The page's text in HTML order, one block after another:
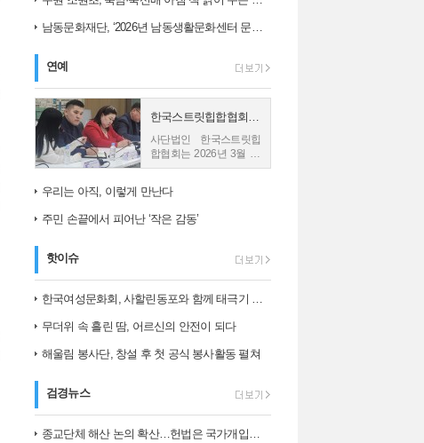
남동문화재단, ‘2026년 남동생활문화센터 문화예술 교육 아카데미 1학…
연예
한국스트릿힙합협회, 몽골 친바트 노민 재단과 업무협약 체결
사단법인 한국스트릿힙
합협회는 2026년 3월 26
일 몽골의 재단법인 친바
(MOU)을 체결했다고 밝
힙합협회와...
우리는 아직, 이렇게 만난다
주민 손끝에서 피어난 ‘작은 감동’
핫이슈
한국여성문화회, 사할린동포와 함께 태극기 그리며 ‘나라 사랑’ 되새겨
무더위 속 흘린 땀, 어르신의 안전이 되다
해울림 봉사단, 창설 후 첫 공식 봉사활동 펼쳐
검경뉴스
종교단체 해산 논의 확산…헌법은 국가개입의 한계를 어떻게 보나